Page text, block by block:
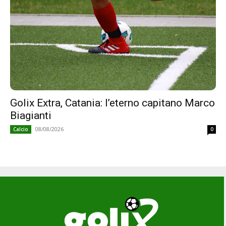
Golix Extra, Catania: l’eterno capitano Marco
Biagianti
Calcio 08/08/2026 0